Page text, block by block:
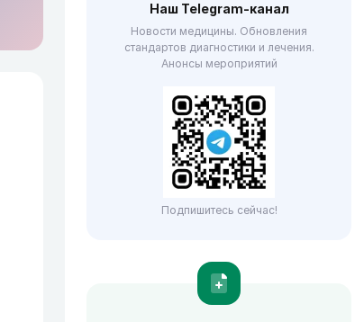
Наш Telegram-канал
Новости медицины. Обновления
стандартов диагностики и лечения.
Анонсы мероприятий
Подпишитесь сейчас!